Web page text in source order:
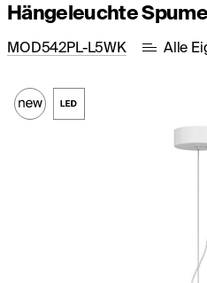
Hängeleuchte Spume
MOD542PL-L5WK Alle